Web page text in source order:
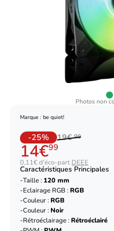
Photos non
Marque : be quiet!
-25% 19€ 99
14€99
0,11€ d'éco-part DEEE
Caractéristiques Principales
Taille : 120 mm
Eclairage RGB : RGB
Couleur : RGB
Couleur : Noir
Rétroéclairage : Rétroéclairé